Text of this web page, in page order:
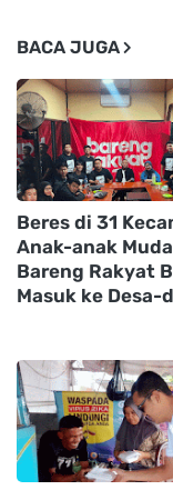
BACA JUGA
Beres di 31
Anak-anak Muda
Bareng Rakyat
Masuk ke Desa-